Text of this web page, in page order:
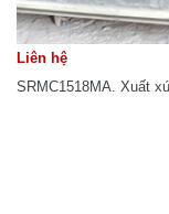
Liên hệ
SRMC1518MA. Xuất